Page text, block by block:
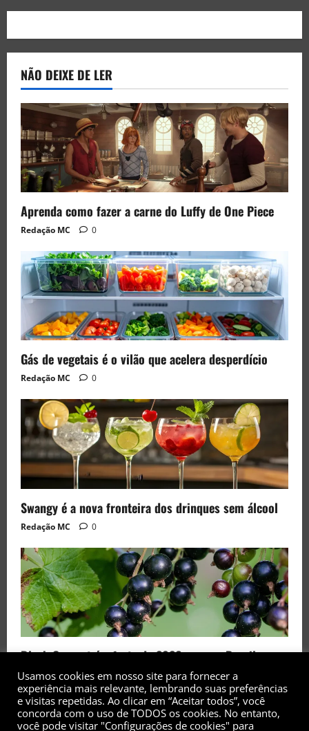
NÃO DEIXE DE LER
Aprenda como fazer a carne do Luffy de One Piece
Redação MC 0
Gás de vegetais é o vilão que acelera desperdício
Redação MC 0
Swangy é a nova fronteira dos drinques sem álcool
Redação MC 0
Black Currant é a fruta de 2026 rara no Brasil
Redação MC 0
Usamos cookies em nosso site para fornecer a
experiência mais relevante, lembrando suas preferências
e visitas repetidas. Ao clicar em “Aceitar todos”, você
concorda com o uso de TODOS os cookies. No entanto,
você pode visitar "Configurações de cookies" para